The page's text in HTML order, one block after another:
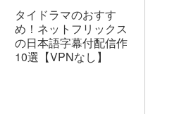
タイドラマのおすす
め！ネットフリックス
の日本語字幕付配信作
10選【VPNなし】